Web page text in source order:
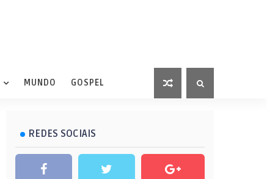
MUNDO GOSPEL
REDES SOCIAIS